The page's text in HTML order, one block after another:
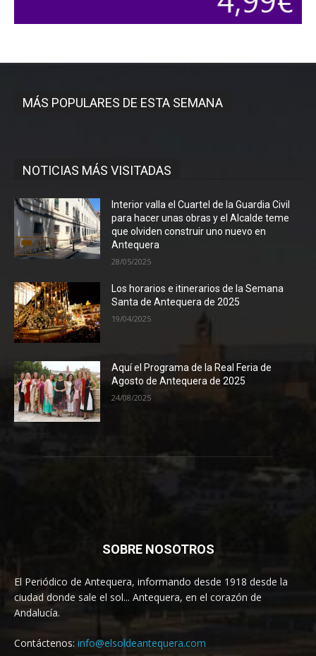
MÁS POPULARES DE ESTA SEMANA
NOTICIAS MÁS VISITADAS
Interior valla el Cuartel de la Guardia Civil
para hacer unas obras y el Alcalde teme
que olviden construir uno nuevo en
Antequera
28/05/2025
Los horarios e itinerarios de la Semana
Santa de Antequera de 2025
19/04/2025
Aquí el Programa de la Real Feria de
Agosto de Antequera de 2025
24/08/2025
SOBRE NOSOTROS
El Periódico de Antequera, informando desde 1918 desde la
ciudad donde sale el sol... Antequera, en el corazón de
Andalucía.
Contáctenos: info@elsoldeantequera.com